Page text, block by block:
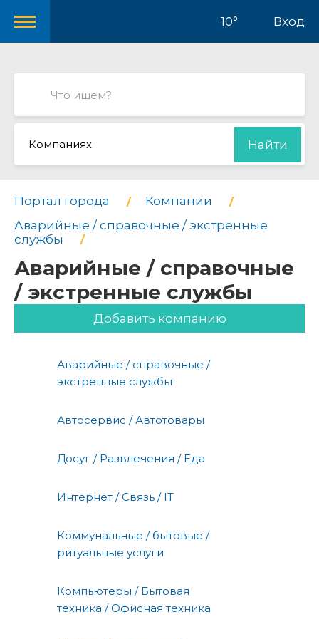
10° Вход
Компаниях Найти
Портал города
Компании
Аварийные / справочные / экстренные
службы
Аварийные / справочные
/ экстренные службы
Добавить компанию
Аварийные / справочные /
экстренные службы
Автосервис / Автотовары
Досуг / Развлечения / Еда
Интернет / Связь / IT
Коммунальные / бытовые /
ритуальные услуги
Компьютеры / Бытовая
техника / Офисная техника